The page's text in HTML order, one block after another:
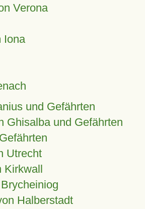
Verona
Iona
und Gefährten
Ghisalba und Gefährten
Utrecht
Kirkwall
Halberstadt